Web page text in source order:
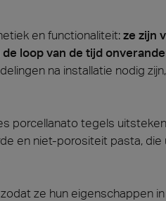
en functionaliteit:ze zijn
loop van de tijd
na installatie nodig
porcellanato tegels
en niet-porositeit pasta, die
zodat ze hun eigenschappen